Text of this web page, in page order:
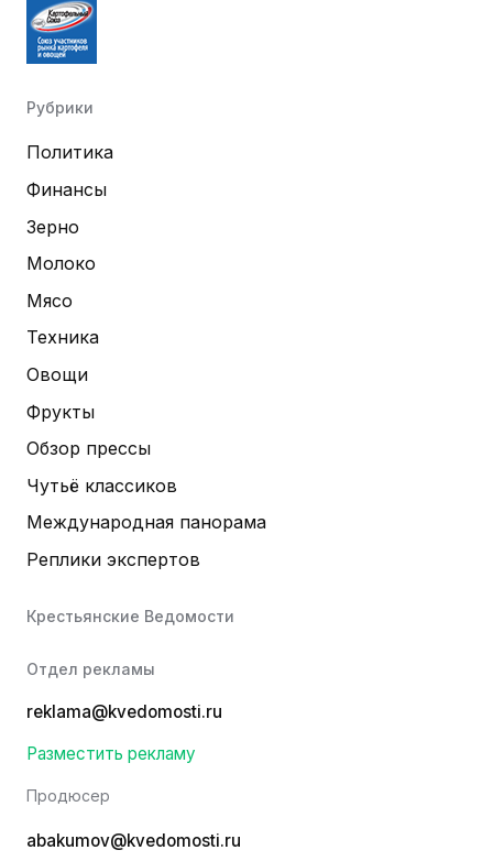
Рубрики
Политика
Финансы
Зерно
Молоко
Мясо
Техника
Овощи
Фрукты
Обзор прессы
Чутьё классиков
Международная панорама
Реплики экспертов
Крестьянские Ведомости
Отдел рекламы
reklama@kvedomosti.ru
Разместить рекламу
Продюсер
abakumov@kvedomosti.ru